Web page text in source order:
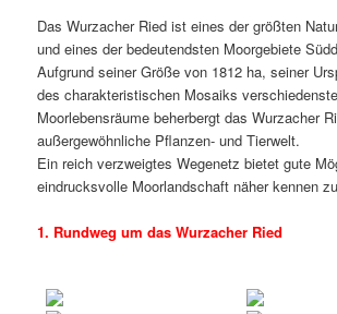
Das Wurzacher Ried ist eines der größten
und eines der bedeutendsten Moorgebiete
Aufgrund seiner Größe von 1812 ha, seiner
des charakteristischen Mosaiks
Moorlebensräume beherbergt das Wurzacher
außergewöhnliche Pflanzen- und Tierwelt.
Ein reich verzweigtes Wegenetz bietet gute
eindrucksvolle Moorlandschaft näher kennen
1. Rundweg um das Wurzacher Ried